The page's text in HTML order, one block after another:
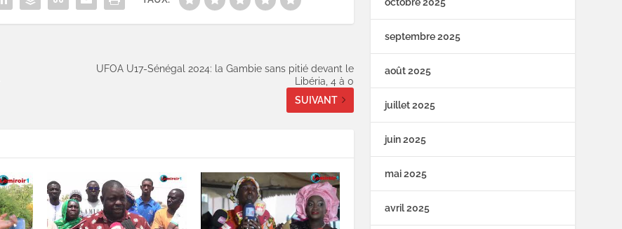
UFOA U17-Sénégal 2024: la Gambie sans pitié devant le
Libéria, 4 à 0
SUIVANT
septembre 2025
août 2025
juillet 2025
juin 2025
mai 2025
avril 2025